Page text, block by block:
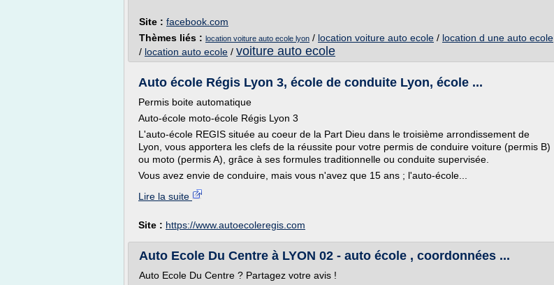
Site : facebook.com
Thèmes liés : location voiture auto ecole lyon / location voiture auto ecole / location d une auto ecole
/ location auto ecole / voiture auto ecole
Auto école Régis Lyon 3, école de conduite Lyon, école ...
Permis boite automatique
Auto-école moto-école Régis Lyon 3
L'auto-école REGIS située au coeur de la Part Dieu dans le troisième arrondissement de
Lyon, vous apportera les clefs de la réussite pour votre permis de conduire voiture (permis B)
ou moto (permis A), grâce à ses formules traditionnelle ou conduite supervisée.
Vous avez envie de conduire, mais vous n'avez que 15 ans ; l'auto-école...
Lire la suite
Site : https://www.autoecoleregis.com
Auto Ecole Du Centre à LYON 02 - auto école , coordonnées ...
Auto Ecole Du Centre ? Partagez votre avis !